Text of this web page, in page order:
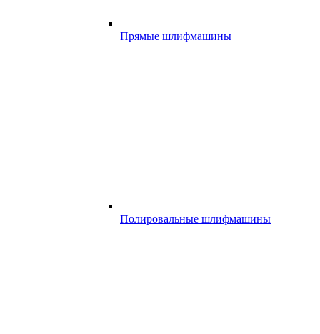
Прямые шлифмашины
Полировальные шлифмашины